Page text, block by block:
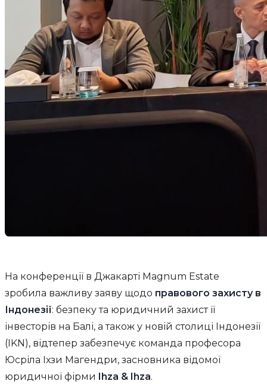
На конференції в Джакарті Magnum Estate
зробила важливу заяву щодо правового захисту в
Індонезії: безпеку та юридичний захист її
інвесторів на Балі, а також у новій столиці Індонезії
(IKN), відтепер забезпечує команда професора
Юсріла Іхзи Магендри, засновника відомої
юридичної фірми Ihza & Ihza.